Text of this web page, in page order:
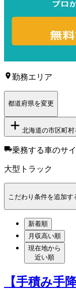
勤務エリア
都道府県を変更
北海道の市区町村
乗務する車のサ
大型トラック
こだわり条件を追加す
新着順
月収高い順
現在地から
近い順
【手積み手